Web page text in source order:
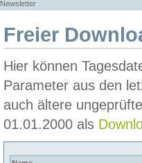
Newsletter
Freier
Hier können
Parameter aus den
auch ältere
01.01.2000 als